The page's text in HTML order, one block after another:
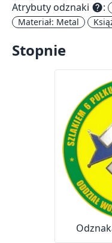
Atrybuty odznaki help:
Materiał: Metal
Stopnie